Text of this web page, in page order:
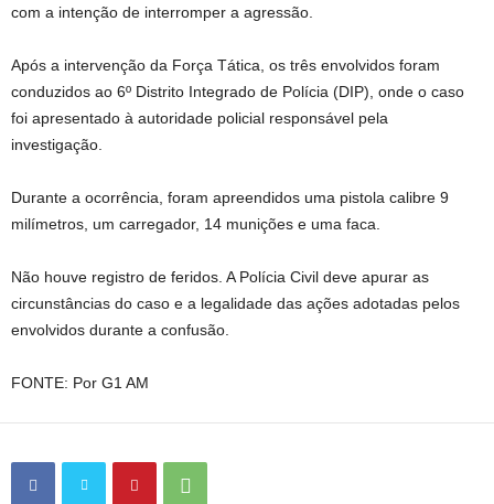
com a intenção de interromper a agressão.
Após a intervenção da Força Tática, os três envolvidos foram
conduzidos ao 6º Distrito Integrado de Polícia (DIP), onde o caso
foi apresentado à autoridade policial responsável pela
investigação.
Durante a ocorrência, foram apreendidos uma pistola calibre 9
milímetros, um carregador, 14 munições e uma faca.
Não houve registro de feridos. A Polícia Civil deve apurar as
circunstâncias do caso e a legalidade das ações adotadas pelos
envolvidos durante a confusão.
FONTE: Por G1 AM